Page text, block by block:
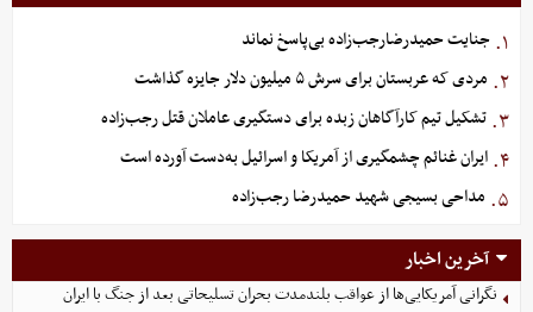
۱. جنایت حمیدرضارجب‌زاده بی‌پاسخ نماند
۲. مردی که عربستان برای سرش ۵ میلیون دلار جایزه گذاشت
۳. تشکیل تیم کارآگاهان زبده برای دستگیری عاملان قتل رجب‌زاده
۴. ایران غنائم چشمگیری از آمریکا و اسرائیل به‌دست آورده است
۵. مداحی بسیجی شهید حمیدرضا رجب‌زاده
آخرین اخبار
نگرانی آمریکایی‌ها از عواقب بلندمدت بحران تسلیحاتی بعد از جنگ با ایران